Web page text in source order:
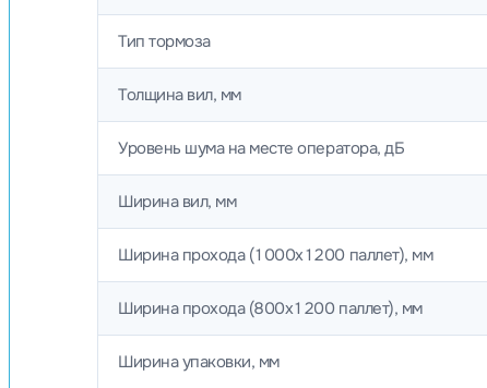
Тип тормоза
Толщина вил, мм
Уровень шума на месте оператора, дБ
Ширина вил, мм
Ширина прохода (1000х1200 паллет), мм
Ширина прохода (800х1200 паллет), мм
Ширина упаковки, мм